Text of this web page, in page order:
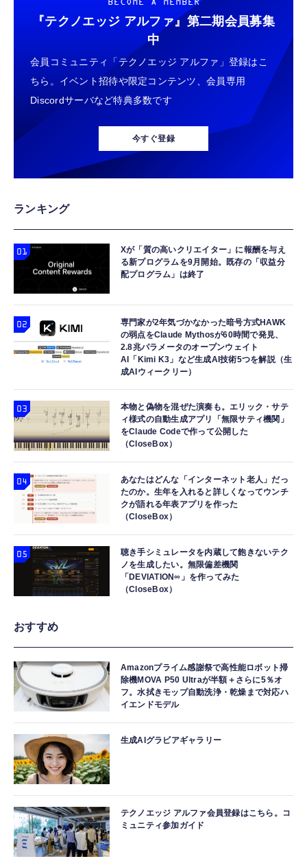
BECOME A MEMBER
『テクノエッジ アルファ』 第二期会員募集
中
会員コミュニティ「テクノエッジ アルファ」登録はこ
ちら。イベント招待や限定コンテンツ、会員専用
Discordサーバなど特典多数です
今すぐ登録
ランキング
Xが「質の高いクリエイター」に報酬を与え
る新プログラムを9月開始。既存の「収益分
配プログラム」は終了
専門家が2年気づかなかった暗号方式HAWK
の弱点をClaude Mythosが60時間で発見、
2.8兆パラメータのオープンウェイト
AI「Kimi K3」など生成AI技術5つを解説（生
成AIウィークリー）
本物と偽物を混ぜた演奏も。エリック・サテ
ィ様式の自動生成アプリ「無限サティ機関」
をClaude Codeで作って公開した
（CloseBox）
あなたはどんな「インターネット老人」だっ
たのか。生年を入れると詳しくなってウンチ
クが語れる年表アプリを作った
（CloseBox）
聴き手シミュレータを内蔵して飽きないテク
ノを生成したい。無限偏差機関
「DEVIATION∞」を作ってみた
（CloseBox）
おすすめ
Amazonプライム感謝祭で高性能ロボット掃
除機MOVA P50 Ultraが半額＋さらに5％オ
フ。水拭きモップ自動洗浄・乾燥まで対応ハ
イエンドモデル
生成AIグラビアギャラリー
テクノエッジ アルファ会員登録はこちら。コ
ミュニティ参加ガイド